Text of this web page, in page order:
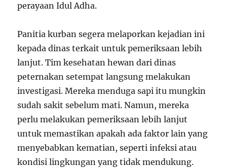
perayaan Idul Adha.
Panitia kurban segera melaporkan kejadian ini
kepada dinas terkait untuk pemeriksaan lebih
lanjut. Tim kesehatan hewan dari dinas
peternakan setempat langsung melakukan
investigasi. Mereka menduga sapi itu mungkin
sudah sakit sebelum mati. Namun, mereka
perlu melakukan pemeriksaan lebih lanjut
untuk memastikan apakah ada faktor lain yang
menyebabkan kematian, seperti infeksi atau
kondisi lingkungan yang tidak mendukung.